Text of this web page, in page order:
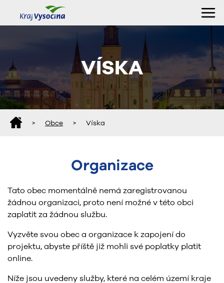
VÍSKA
> Obce > Víska
Organizace
Tato obec momentálně nemá zaregistrovanou
žádnou organizaci, proto není možné v této obci
zaplatit za žádnou službu.
Vyzvěte svou obec a organizace k zapojení do
projektu, abyste příště již mohli své poplatky platit
online.
Níže jsou uvedeny služby, které na celém území kraje